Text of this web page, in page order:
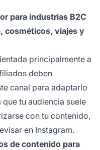
para industrias B2C
cosméticos, viajes y
principalmente a
deben
canal para adaptarlo
que tu audiencia suele
con tu contenido,
en Instagram.
de contenido para